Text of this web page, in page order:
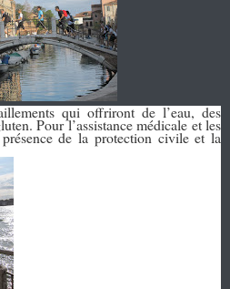
qui offriront de l’eau, des
Pour l’assistance médicale et les
de la protection civile et la